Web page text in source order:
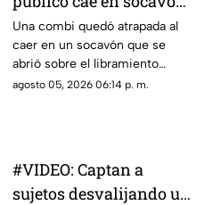
esto sabemos hasta el
momento
Una combi quedó atrapada al
caer en un socavón que se
abrió sobre el libramiento
Francisco J. Múgica, en el
zona.
agosto 05, 2026 06:14 p. m.
#VIDEO: Captan a
sujetos desvalijando un